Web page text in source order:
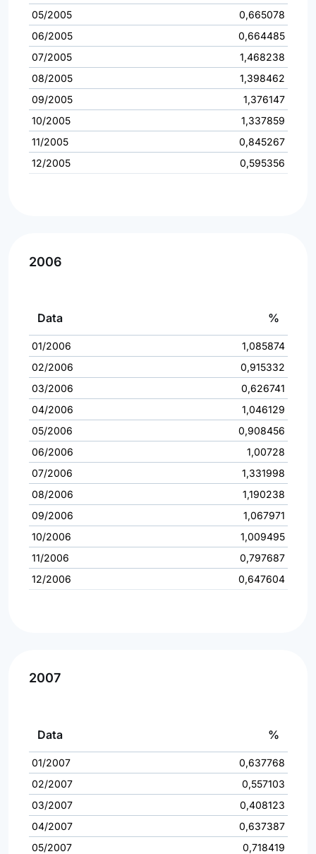
05/2005
0,665078
06/2005
0,664485
07/2005
1,468238
08/2005
1,398462
09/2005
1,376147
10/2005
1,337859
11/2005
0,845267
12/2005
0,595356
2006
Data %
01/2006
1,085874
02/2006
0,915332
03/2006
0,626741
04/2006
1,046129
05/2006
0,908456
06/2006
1,00728
07/2006
1,331998
08/2006
1,190238
09/2006
1,067971
10/2006
1,009495
11/2006
0,797687
12/2006
0,647604
2007
Data %
01/2007
0,637768
02/2007
0,557103
03/2007
0,408123
04/2007
0,637387
05/2007
0,718419